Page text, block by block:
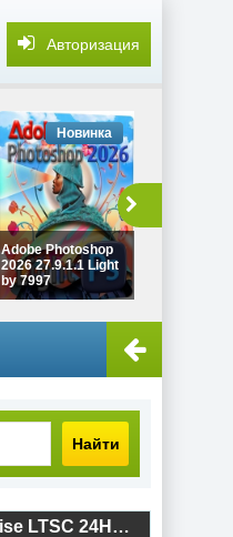
Авторизация
Adobe Photoshop
2026 27.9.1.1 Light
by 7997
Новинка
Найти
Windows 11 Enterprise LTSC 24Н2 Build 26100.4061 by ivandubskoj